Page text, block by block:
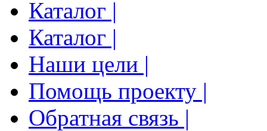
Каталог |
Каталог |
Наши цели |
Помощь проекту |
Обратная связь |